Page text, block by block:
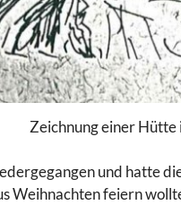
Zeichnung einer
und hatte
Weihnachten feiern